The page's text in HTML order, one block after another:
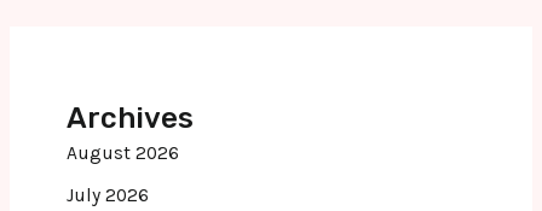
Archives
August 2026
July 2026